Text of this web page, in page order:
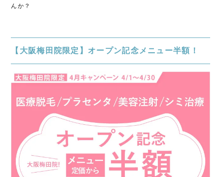
んか？
【大阪梅田院限定】オープン記念メニュー半額！